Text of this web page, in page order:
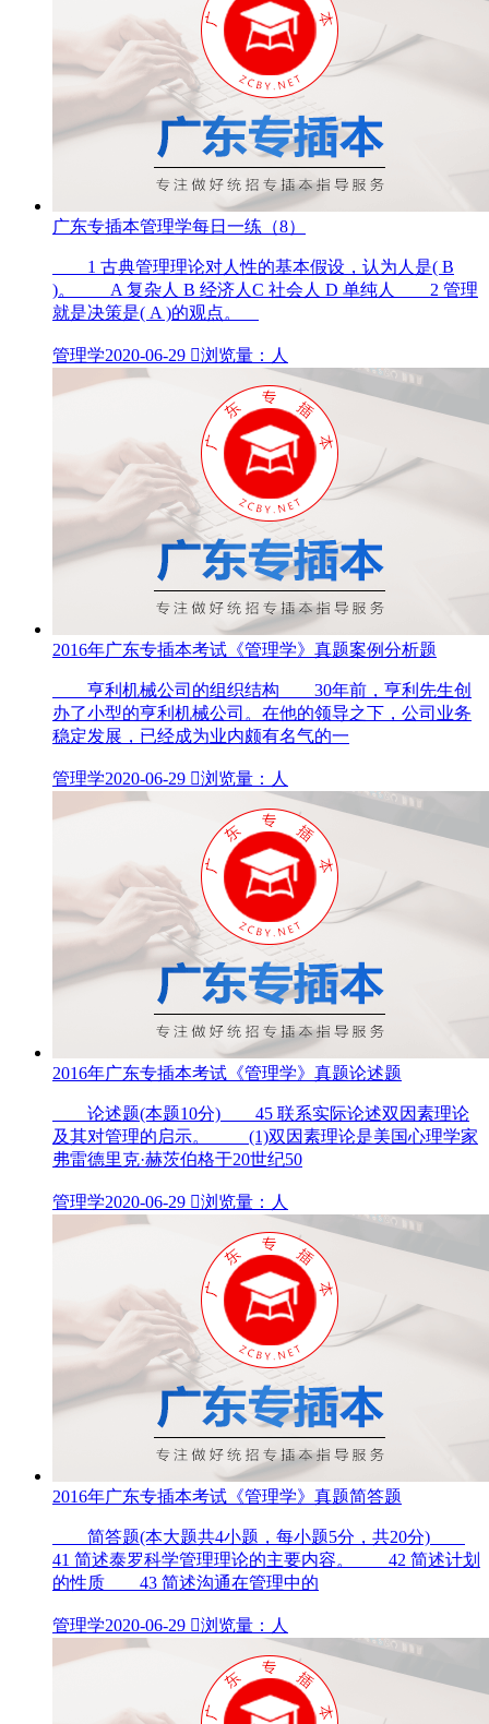
广东专插本管理学每日一练（8）
1 古典管理理论对人性的基本假设，认为人是( B
)。 A 复杂人 B 经济人C 社会人 D 单纯人 2 管理
就是决策是( A )的观点。
管理学2020-06-29 浏览量：人
2016年广东专插本考试《管理学》真题案例分析题
亨利机械公司的组织结构 30年前，亨利先生创
办了小型的亨利机械公司。在他的领导之下，公司业务
稳定发展，已经成为业内颇有名气的一
管理学2020-06-29 浏览量：人
2016年广东专插本考试《管理学》真题论述题
论述题(本题10分) 45 联系实际论述双因素理论
及其对管理的启示。 (1)双因素理论是美国心理学家
弗雷德里克·赫茨伯格于20世纪50
管理学2020-06-29 浏览量：人
2016年广东专插本考试《管理学》真题简答题
简答题(本大题共4小题，每小题5分，共20分)
41 简述泰罗科学管理理论的主要内容。 42 简述计划
的性质 43 简述沟通在管理中的
管理学2020-06-29 浏览量：人